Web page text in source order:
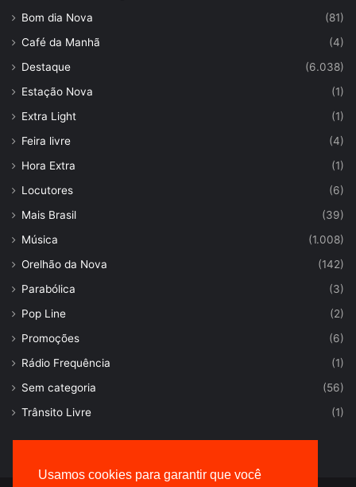
Usamos cookies para garantir que você
Bom dia Nova
(81)
Café da Manhã
(4)
Destaque
(6.038)
Estação Nova
(1)
Extra Light
(1)
Feira livre
(4)
Hora Extra
(1)
Locutores
(6)
Mais Brasil
(39)
Música
(1.008)
Orelhão da Nova
(142)
Parabólica
(3)
Pop Line
(2)
Promoções
(6)
Rádio Frequência
(1)
Sem categoria
(56)
Trânsito Livre
(1)